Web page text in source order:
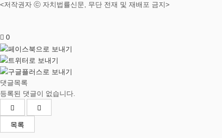
<저작권자 ⓒ 자치법률신문, 무단 전재 및 재배포 금지>
0
댓글목록
등록된 댓글이 없습니다.
목록